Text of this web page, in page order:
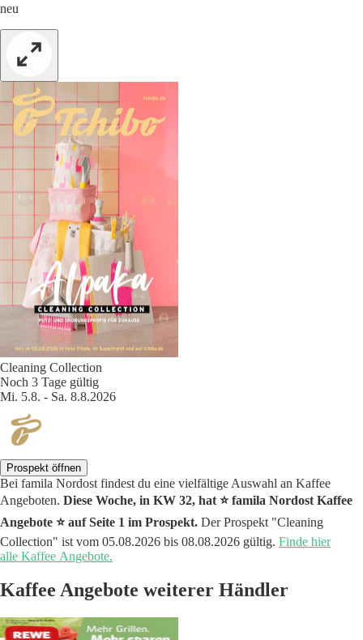
neu
Cleaning Collection
Noch 3 Tage gültig
Mi. 5.8. - Sa. 8.8.2026
Prospekt öffnen
Bei famila Nordost findest du eine vielfältige Auswahl an Kaffee
Angeboten. Diese Woche, in KW 32, hat ⭐️ famila Nordost Kaffee
Angebote ⭐️ auf Seite 1 im Prospekt. Der Prospekt "Cleaning
Collection" ist vom 05.08.2026 bis 08.08.2026 gültig. Finde hier
alle Kaffee Angebote.
Kaffee Angebote weiterer Händler